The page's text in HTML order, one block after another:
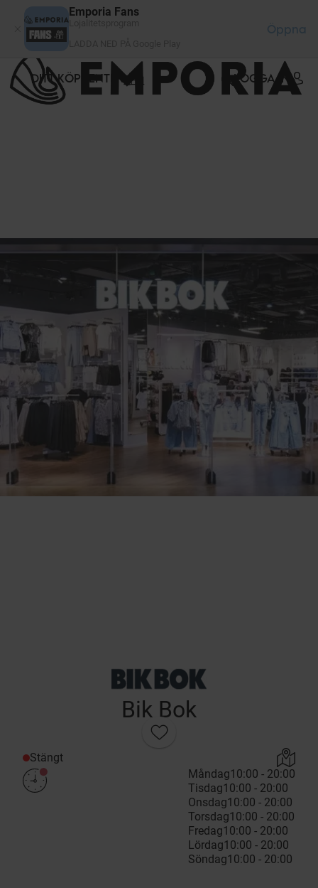
Emporia Fans
Öppna
DITT KÖPCENTER LOGGA IN
Bik Bok
Stängt
Måndag10:00 - 20:00
Tisdag10:00 - 20:00
Onsdag10:00 - 20:00
Torsdag10:00 - 20:00
Fredag10:00 - 20:00
Lördag10:00 - 20:00
Söndag10:00 - 20:00
Cookie- hanteringspanel